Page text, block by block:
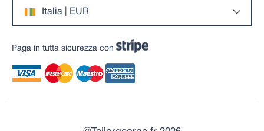
Italia | EUR
Paga in tutta sicurezza con